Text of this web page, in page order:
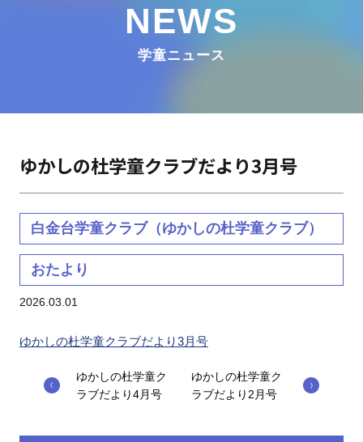
NEWS
学童ニュース
ゆかしの杜学童クラブだより3月号
白金台学童クラブ（ゆかしの杜学童クラブ）
おたより
2026.03.01
ゆかしの杜学童クラブだより3月号
ゆかしの杜学童ク
ラブだより4月号
ゆかしの杜学童ク
ラブだより2月号